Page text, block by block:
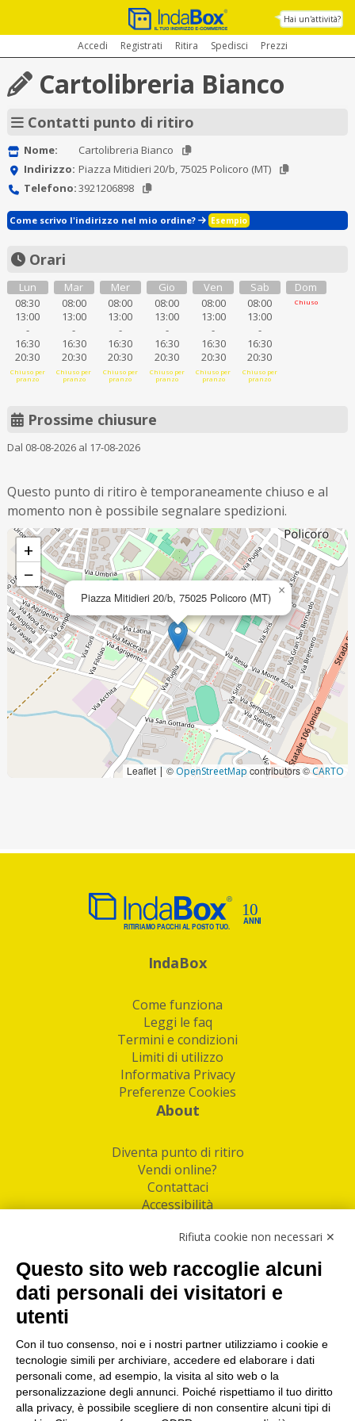
Hai un'attività?
Accedi Registrati Ritira Spedisci Prezzi
Cartolibreria Bianco
Contatti punto di ritiro
Nome:
Cartolibreria Bianco
Indirizzo: Piazza Mitidieri 20/b, 75025 Policoro (MT)
Telefono:3921206898
Come scrivo l'indirizzo nel mio ordine? Esempio
Orari
Lun
08:30
13:00
-
16:30
20:30
Chiuso per
pranzo
Mar
08:00
13:00
-
16:30
20:30
Chiuso per
pranzo
Mer
08:00
13:00
-
16:30
20:30
Chiuso per
pranzo
Gio
08:00
13:00
-
16:30
20:30
Chiuso per
pranzo
Ven
08:00
13:00
-
16:30
20:30
Chiuso per
pranzo
Sab
08:00
13:00
-
16:30
20:30
Chiuso per
pranzo
Dom
Chiuso
Prossime chiusure
Dal 08-08-2026 al 17-08-2026
Questo punto di ritiro è temporaneamente chiuso e al
momento non è possibile segnalare spedizioni.
Piazza Mitidieri 20/b, 75025 Policoro (MT) ×
+
−
Leaflet | © OpenStreetMap contributors ©CARTO
IndaBox
Come funziona
Leggi le faq
Termini e condizioni
Limiti di utilizzo
Informativa Privacy
Preferenze Cookies
About
Diventa punto di ritiro
Vendi online?
Contattaci
Accessibilità
Facebook
Linkedin
I nostri punti di ritiro e spedizione pacchi nelle
maggiori città italiane
Torino|Milano|Roma|Bologna|Firenze| Genova
Napoli|Varese
Rifiuta cookie non necessari ✕
Questo sito web raccoglie alcuni
dati personali dei visitatori e
utenti
Con il tuo consenso, noi e i nostri partner utilizziamo i cookie e
tecnologie simili per archiviare, accedere ed elaborare i dati
personali come, ad esempio, la visita al sito web o la
personalizzazione degli annunci. Poiché rispettiamo il tuo diritto
alla privacy, è possibile scegliere di non consentire alcuni tipi di